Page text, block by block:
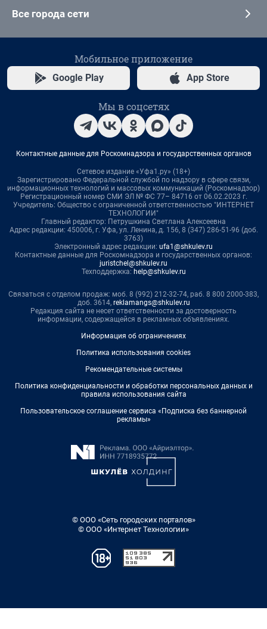
Все города сети
Мобильное приложение
Google Play App Store
Мы в соцсетях
Контактные данные для Роскомнадзора и государственных органов
Сетевое издание «Уфа1.ру» (18+)
Зарегистрировано Федеральной службой по надзору в сфере связи,
информационных технологий и массовых коммуникаций (Роскомнадзор)
Регистрационный номер СМИ ЭЛ № ФС 77– 84716 от 06.02.2023 г.
Учредитель: Общество с ограниченной ответственностью "ИНТЕРНЕТ
ТЕХНОЛОГИИ"
Главный редактор: Петрушкина Светлана Алексеевна
Адрес редакции: 450006, г. Уфа, ул. Ленина, д. 156, 8 (347) 286-51-96 (доб.
3763)
Электронный адрес редакции: ufa1@shkulev.ru
Контактные данные для Роскомнадзора и государственных органов:
juristchel@shkulev.ru
Техподдержка: help@shkulev.ru
Связаться с отделом продаж: моб. 8 (992) 212-32-74, раб. 8 800 2000-383,
доб. 3614, reklamangs@shkulev.ru
Редакция сайта не несет ответственности за достоверность
информации, содержащейся в рекламных объявлениях.
Информация об ограничениях
Политика использования cookies
Рекомендательные системы
Политика конфиденциальности и обработки персональных данных и
правила использования сайта
Пользовательское соглашение сервиса «Подписка без баннерной
рекламы»
© ООО «Сеть городских порталов»
© ООО «Интернет Технологии»